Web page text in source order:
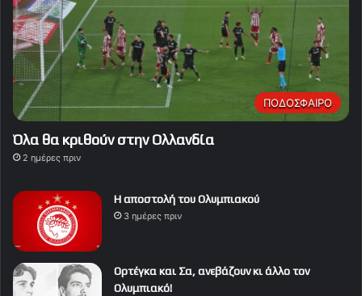
ΠΟΔΟΣΦΑΙΡΟ
Όλα θα κριθούν στην Ολλανδία
2 ημέρες πριν
Η αποστολή του Ολυμπιακού
3 ημέρες πριν
Ορτέγκα και Σα, ανεβάζουν κι άλλο τον
Ολυμπιακό!